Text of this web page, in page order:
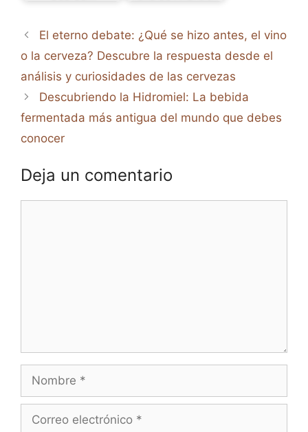
El eterno debate: ¿Qué se hizo antes, el vino
o la cerveza? Descubre la respuesta desde el
análisis y curiosidades de las cervezas
Descubriendo la Hidromiel: La bebida
fermentada más antigua del mundo que debes
conocer
Deja un comentario
Nombre
Correo